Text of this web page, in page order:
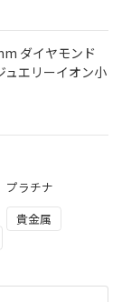
ダイヤモンド
ュエリーイオン小
プラチナ
貴金属